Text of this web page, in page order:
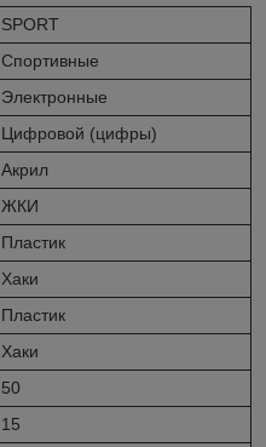
SPORT
Спортивные
Электронные
Цифровой (цифры)
Акрил
ЖКИ
Пластик
Хаки
Пластик
Хаки
50
15